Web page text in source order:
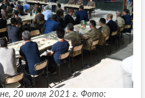
20 июля 2021 г. Фото: